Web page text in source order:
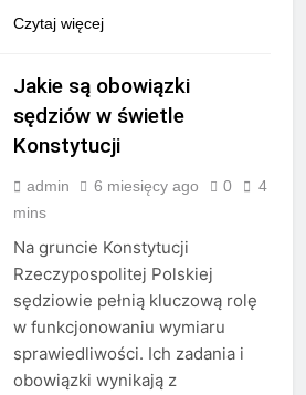
Czytaj więcej
Jakie są obowiązki
sędziów w świetle
Konstytucji
admin 6 miesięcy ago 0
4
mins
Na gruncie Konstytucji
Rzeczypospolitej Polskiej
sędziowie pełnią kluczową rolę
w funkcjonowaniu wymiaru
sprawiedliwości. Ich zadania i
obowiązki wynikają z